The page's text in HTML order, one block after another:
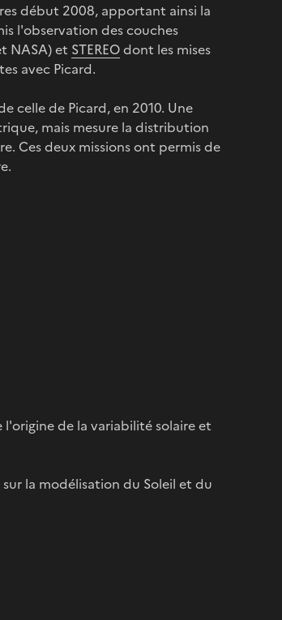
début 2008, apportant ainsi la
l'observation des couches
NASA) et STEREOdont les mises
avec Picard.
celle de Picard, en 2010. Une
mais mesure la distribution
Ces deux missions ont permis de
de la variabilité solaire et
la modélisation du Soleil et du